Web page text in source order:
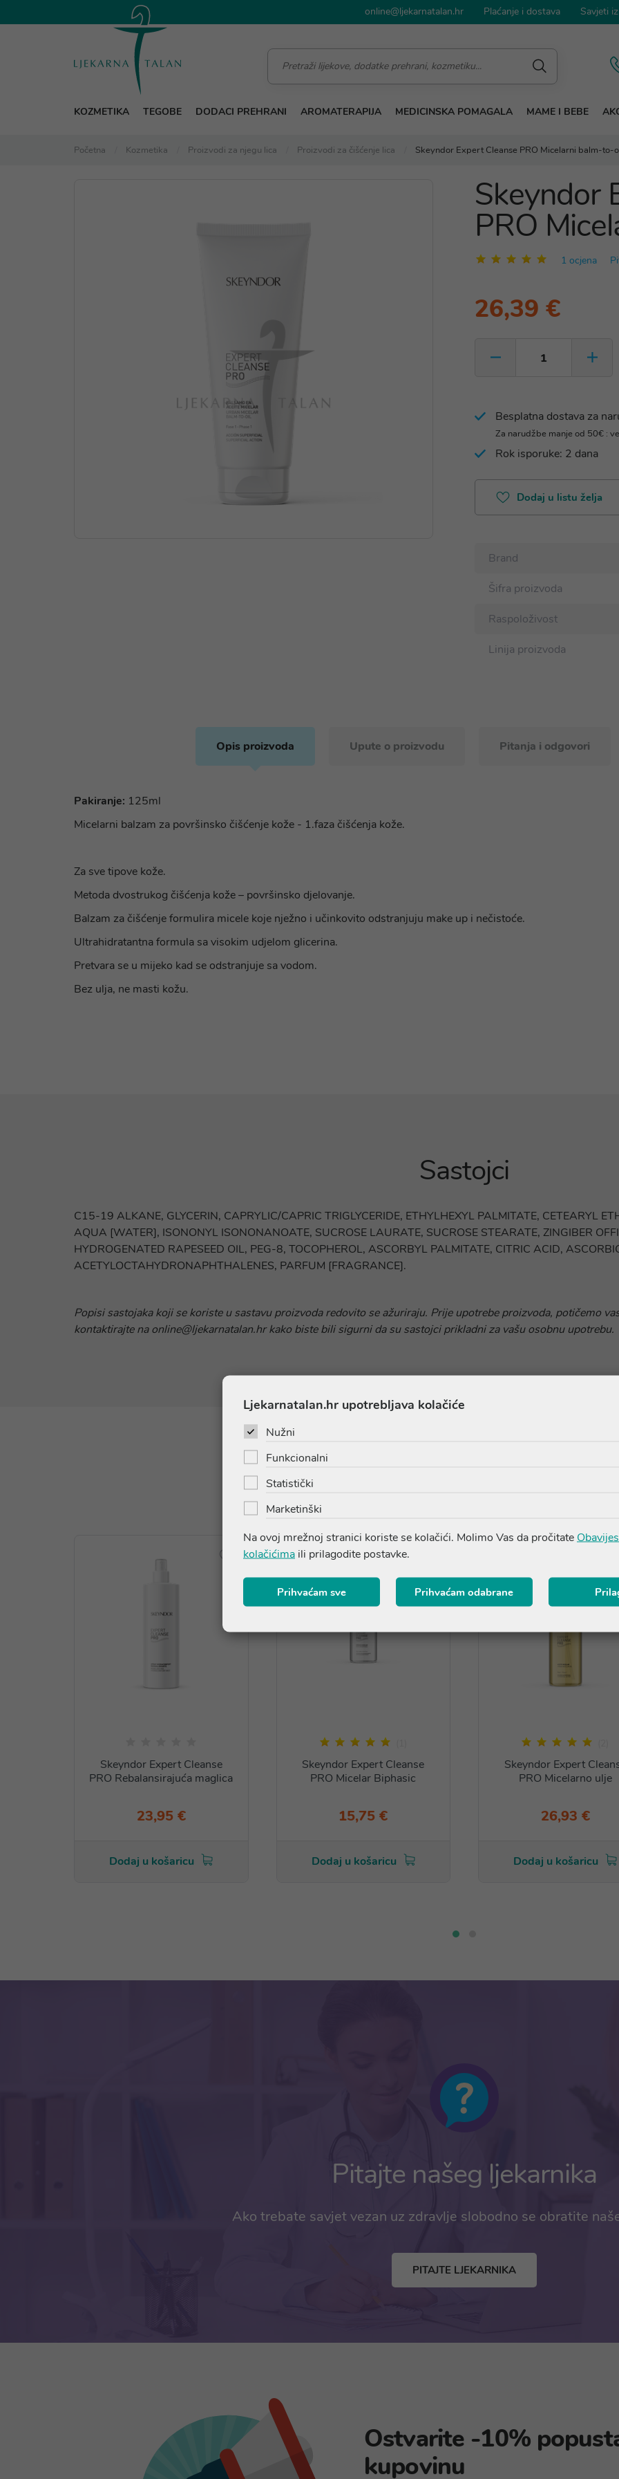
online@ljekarnatalan.hr Plaćanje i dostava Savjeti
KOZMETIKA TEGOBE DODACI PREHRANI AROMATERAPIJA MEDICINSKA POMAGALA MAME I BEBE
Početna Kozmetika Proizvodi za njegu lica Proizvodi za čišćenje lica Skeyndor Expert Cleanse PRO Micelarni balm-to-
Skeyndor
PRO
1 ocjena
26,39 €
Besplatna dostava za
Za narudžbe manje od 50€ :
Rok isporuke: 2 dana
Dodaj u listu želja
Brand
Šifra proizvoda
Raspoloživost
Linija proizvoda
Opis proizvoda Upute o proizvodu Pitanja i odgovori
Pakiranje: 125ml
Micelarni balzam za površinsko čišćenje kože - 1.faza čišćenja kože.
Za sve tipove kože.
Metoda dvostrukog čišćenja kože – površinsko djelovanje.
Balzam za čišćenje formulira micele koje nježno i učinkovito odstranjuju make up i nečistoće.
Ultrahidratantna formula sa visokim udjelom glicerina.
Pretvara se u mijeko kad se odstranjuje sa vodom.
Bez ulja, ne masti kožu.
Sastojci
C15-19 ALKANE, GLYCERIN, CAPRYLIC/CAPRIC TRIGLYCERIDE, ETHYLHEXYL PALMITATE, CETEARYL
AQUA [WATER], ISONONYL ISONONANOATE, SUCROSE LAURATE, SUCROSE STEARATE, ZINGIBER
HYDROGENATED RAPESEED OIL, PEG-8, TOCOPHEROL, ASCORBYL PALMITATE, CITRIC ACID,
ACETYLOCTAHYDRONAPHTHALENES, PARFUM [FRAGRANCE].
Popisi sastojaka koji se koriste u sastavu proizvoda redovito se ažuriraju. Prije upotrebe proizvoda, potičemo
kontaktirajte na online@ljekarnatalan.hr kako biste bili sigurni da su sastojci prikladni za vašu osobnu upotrebu.
Skeyndor Expert Cleanse
PRO Rebalansirajuća maglica
23,95 €
Dodaj u košaricu
Skeyndor Expert Cleanse
PRO Micelar Biphasic
15,75 €
Dodaj u košaricu
Skeyndor Expert
PRO Micelarno ulje
26,93 €
Dodaj u košaricu
Pitajte našeg ljekarnika
Ako trebate savjet vezan uz zdravlje slobodno se obratite
PITAJTE LJEKARNIKA
Ostvarite -10%
kupovinu
Ljekarnatalan.hr upotrebljava kolačiće
Nužni
Funkcionalni
Statistički
Marketinški
Na ovoj mrežnoj stranici koriste se kolačići. Molimo Vas da pročitate
kolačićima ili prilagodite postavke.
Prihvaćam sve Prihvaćam odabrane